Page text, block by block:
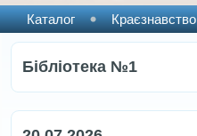
Каталог Краєзнавство
Бібліотека №1